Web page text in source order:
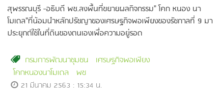
สุพรรณบุรี -อธิบดี พช.ลงพื้นที่ขยายผลกิจกรรม" โคก หนอง นา
โมเดล"ที่น้อมนำหลักปรัชญาของเศรษฐกิจพอเพียงของรัชกาลที่ 9 มา
ประยุกต์ใช้ในที่ดินของตนเองเพื่อความอยู่รอด
กรมการพัฒนาชุมชน
เศรษฐกิจพอเพียง
โคกหนองนาโมเดล
พช
21 มีนาคม 2563 : 15:34 น.